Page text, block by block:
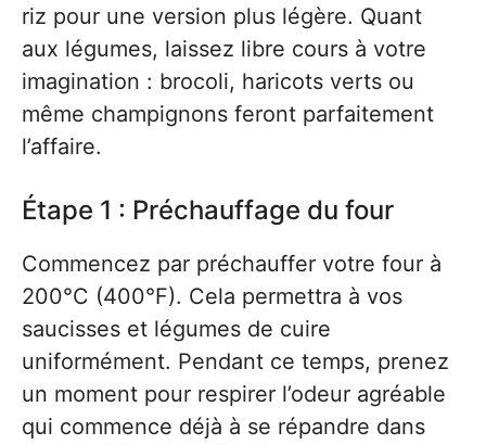
riz pour une version plus légère. Quant
aux légumes, laissez libre cours à votre
imagination : brocoli, haricots verts ou
même champignons feront parfaitement
l’affaire.
Étape 1 : Préchauffage du four
Commencez par préchauffer votre four à
200°C (400°F). Cela permettra à vos
saucisses et légumes de cuire
uniformément. Pendant ce temps, prenez
un moment pour respirer l’odeur agréable
qui commence déjà à se répandre dans